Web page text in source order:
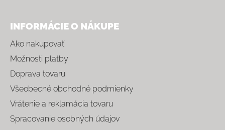
INFORMÁCIE O NÁKUPE
Ako nakupovať
Možnosti platby
Doprava tovaru
Všeobecné obchodné podmienky
Vrátenie a reklamácia tovaru
Spracovanie osobných údajov